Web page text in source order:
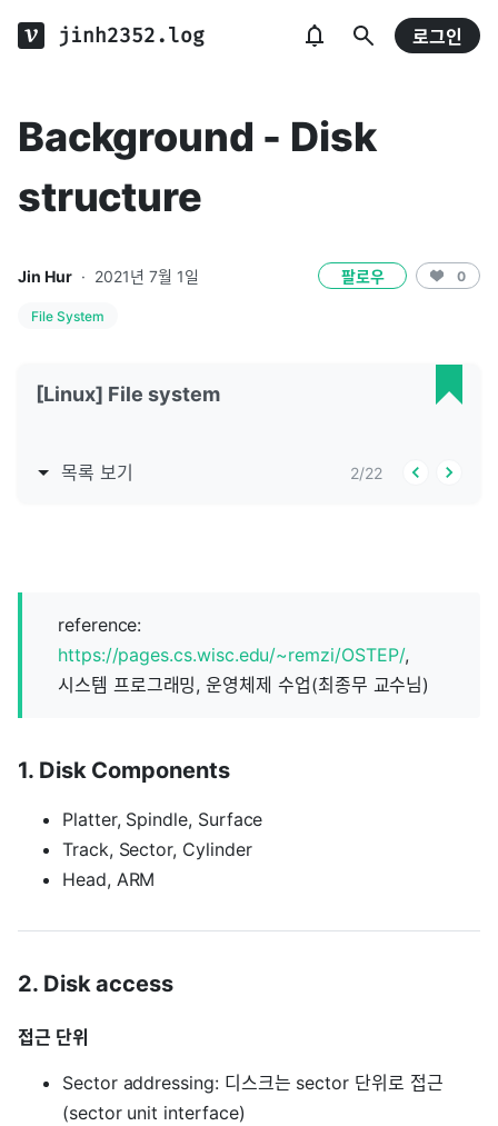
jinh2352.log 로그인
Background - Disk
structure
Jin Hur · 2021년 7월 1일 팔로우 0
File System
[Linux] File system
목록 보기 2/22
reference:
https://pages.cs.wisc.edu/~remzi/OSTEP/,
시스템 프로그래밍, 운영체제 수업(최종무 교수님)
1. Disk Components
Platter, Spindle, Surface
Track, Sector, Cylinder
Head, ARM
2. Disk access
접근 단위
Sector addressing: 디스크는 sector 단위로 접근
(sector unit interface)